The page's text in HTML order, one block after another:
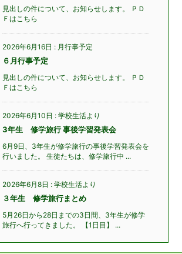
見出しの件について、お知らせします。 ＰＤ
Ｆはこちら
2026年6月16日 : 月行事予定
６月行事予定
見出しの件について、お知らせします。 ＰＤ
Ｆはこちら
2026年6月10日 : 学校生活より
3年生 修学旅行 事後学習発表会
6月9日、3年生が修学旅行の事後学習発表会を
行いました。 生徒たちは、修学旅行中 ...
2026年6月8日 : 学校生活より
３年生 修学旅行まとめ
5月26日から28日までの3日間、3年生が修学
旅行へ行ってきました。 【1日目】 ...